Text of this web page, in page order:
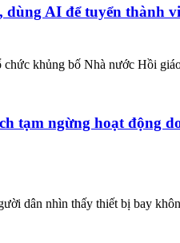
AI để tuyển thành
chức khủng bố Nhà nước Hồi
tạm ngừng hoạt động
dân nhìn thấy thiết bị bay